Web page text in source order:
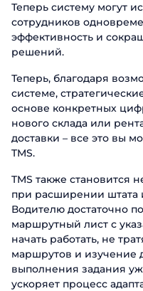
Теперь систему могут
сотрудников
эффективность и
решений.
Теперь, благодаря
системе,
основе конкретных
нового склада или
доставки – все это вы
TMS.
TMS также становится
при расширении штата
Водителю достаточно
маршрутный лист с
начать работать, не
маршрутов и изучение
выполнения задания
ускоряет процесс